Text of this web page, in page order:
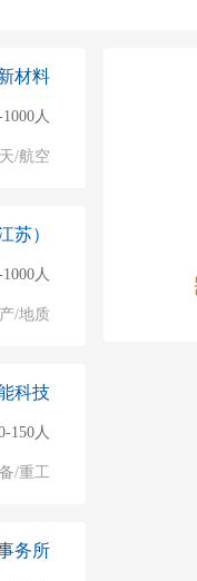
材料
人
/航空
苏）
人
/地质
科技
150人
/重工
务所